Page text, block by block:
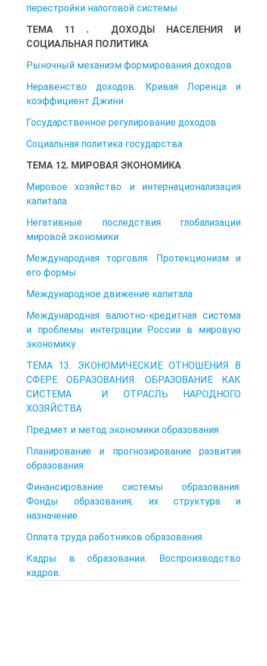
перестройки налоговой системы
ТЕМА 11 . ДОХОДЫ НАСЕЛЕНИЯ И
СОЦИАЛЬНАЯ ПОЛИТИКА
Рыночный механизм формирования доходов
Неравенство доходов. Кривая Лоренца и
коэффициент Джини
Государственное регулирование доходов
Социальная политика государства
ТЕМА 12. МИРОВАЯ ЭКОНОМИКА
Мировое хозяйство и интернационализация
капитала
Негативные последствия глобализации
мировой экономики
Международная торговля. Протекционизм и
его формы
Международное движение капитала
Международная валютно-кредитная система
и проблемы интеграции России в мировую
экономику
ТЕМА 13. ЭКОНОМИЧЕСКИЕ ОТНОШЕНИЯ В
СФЕРЕ ОБРАЗОВАНИЯ. ОБРАЗОВАНИЕ КАК
СИСТЕМА И ОТРАСЛЬ НАРОДНОГО
ХОЗЯЙСТВА
Предмет и метод экономики образования
Планирование и прогнозирование развития
образования
Финансирование системы образования.
Фонды образования, их структура и
назначение
Оплата труда работников образования
Кадры в образовании. Воспроизводство
кадров.